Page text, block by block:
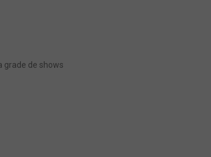
grade de shows